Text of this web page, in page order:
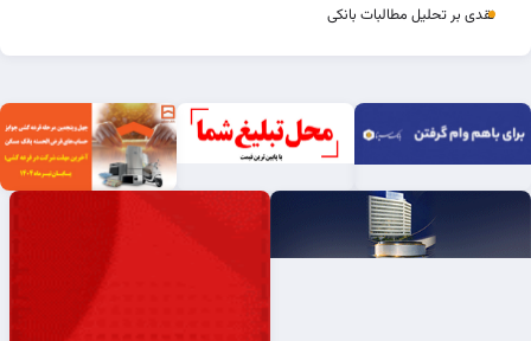
نقدی بر تحلیل مطالبات بانکی